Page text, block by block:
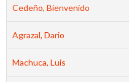
Cedeño, Bienvenido
Agrazal, Dario
Machuca, Luis